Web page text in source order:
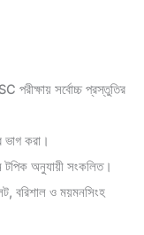
পরীক্ষায় সর্বোচ্চ প্রস্তুতির
ভাগ করা।
টপিক অনুযায়ী সংকলিত।
বরিশাল ও ময়মনসিংহ